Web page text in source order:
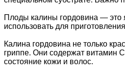
Плоды калины гордовина — это
использовать для
Калина гордовина не только
гриппе. Они содержат витамин
состояние кожи и волос.